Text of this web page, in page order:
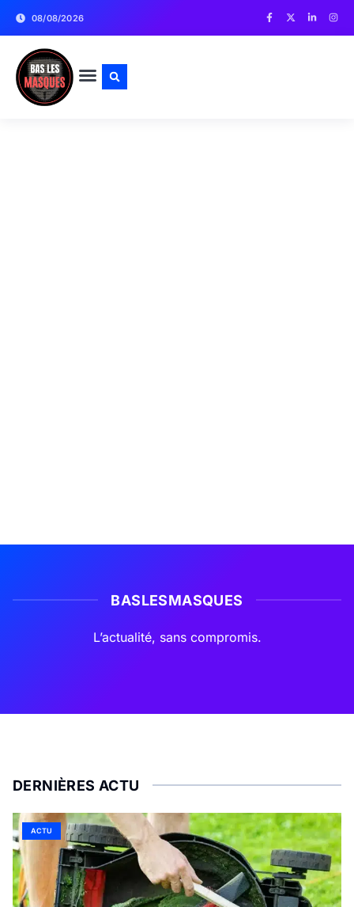
08/08/2026
BASLESMASQUES
L’actualité, sans compromis.
DERNIÈRES ACTU
ACTU